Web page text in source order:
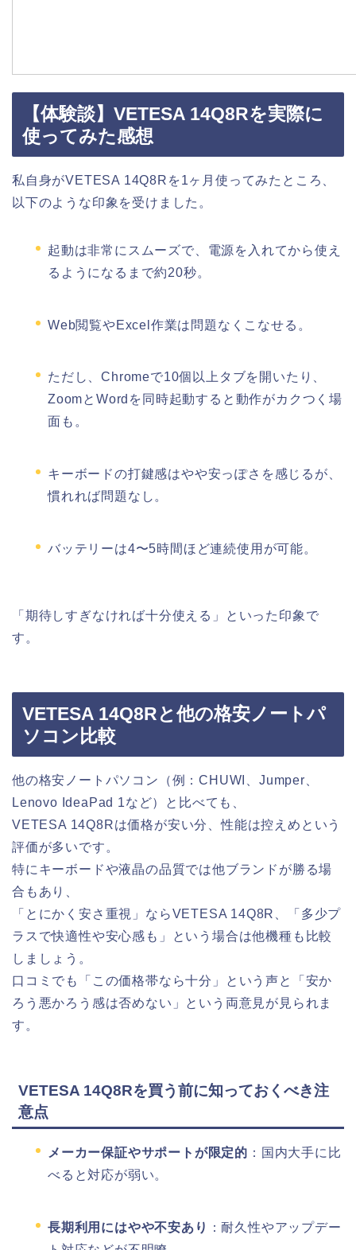
【体験談】VETESA 14Q8Rを実際に
使ってみた感想
私自身がVETESA 14Q8Rを1ヶ月使ってみたところ、
以下のような印象を受けました。
起動は非常にスムーズで、電源を入れてから使え
るようになるまで約20秒。
Web閲覧やExcel作業は問題なくこなせる。
ただし、Chromeで10個以上タブを開いたり、
ZoomとWordを同時起動すると動作がカクつく場
面も。
キーボードの打鍵感はやや安っぽさを感じるが、
慣れれば問題なし。
バッテリーは4〜5時間ほど連続使用が可能。
「期待しすぎなければ十分使える」といった印象で
す。
VETESA 14Q8Rと他の格安ノートパ
ソコン比較
他の格安ノートパソコン（例：CHUWI、Jumper、
Lenovo IdeaPad 1など）と比べても、
VETESA 14Q8Rは価格が安い分、性能は控えめという
評価が多いです。
特にキーボードや液晶の品質では他ブランドが勝る場
合もあり、
「とにかく安さ重視」ならVETESA 14Q8R、「多少プ
ラスで快適性や安心感も」という場合は他機種も比較
しましょう。
口コミでも「この価格帯なら十分」という声と「安か
ろう悪かろう感は否めない」という両意見が見られま
す。
VETESA 14Q8Rを買う前に知っておくべき注
意点
メーカー保証やサポートが限定的 ：国内大手に比
べると対応が弱い。
長期利用にはやや不安あり
：耐久性やアップデー